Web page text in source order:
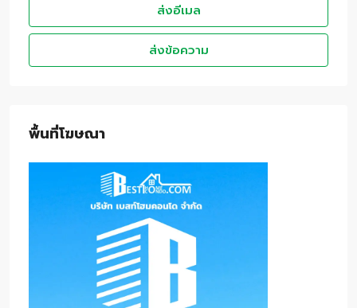
ส่งอีเมล
ส่งข้อความ
พื้นที่โฆษณา